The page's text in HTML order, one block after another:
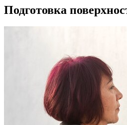
Подготовка